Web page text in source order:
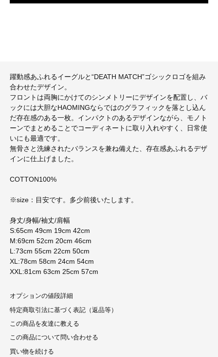
躍動感あふれるイーグルと“DEATH MATCH”ゴシックロゴを組み
合わせたデザイン。
フロントは両胸にかけてのシンメトリーにデザインを配置し、バ
ックには大胆なHAOMINGならではのグラフィックを落とし込ん
だ存在感のある一枚。インパクトのあるデザインながら、モノト
ーンでまとめることでコーディネートに取り入れやすく、日常使
いにも最適です。
無骨さと洗練されたバランスを兼ね備えた、存在感あふれるデザ
インに仕上げました。
COTTON100%
※size：目安です。多少前後いたします。
身丈/身幅/袖丈/肩幅
S:65cm 49cm 19cm 42cm
M:69cm 52cm 20cm 46cm
L:73cm 55cm 22cm 50cm
XL:78cm 58cm 24cm 54cm
XXL:81cm 63cm 25cm 57cm
オプションの値段詳細
特定商取引法に基づく表記（返品等）
この商品を友達に教える
この商品について問い合わせる
買い物を続ける